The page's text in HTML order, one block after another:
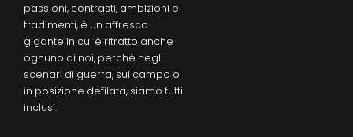
passioni, contrasti, ambizioni e
tradimenti, è un affresco
gigante in cui è ritratto anche
ognuno di noi, perché negli
scenari di guerra, sul campo o
in posizione defilata, siamo tutti
inclusi.